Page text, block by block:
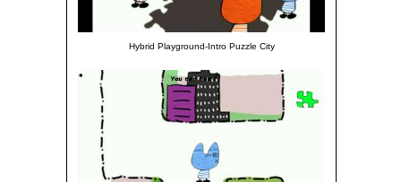
Hybrid Playground-Intro Puzzle City